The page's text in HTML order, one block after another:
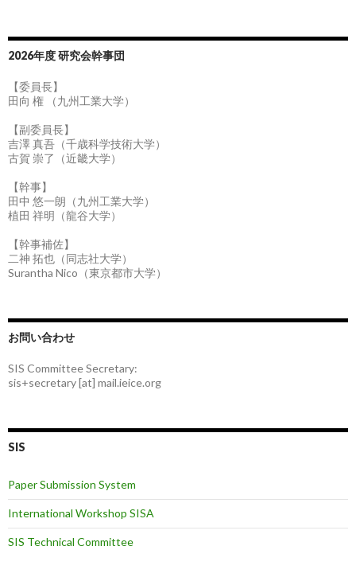
2026年度 研究会幹事団
【委員長】
田向 権 （九州工業大学）
【副委員長】
吉澤 真吾（千歳科学技術大学）
古賀 崇了（近畿大学）
【幹事】
田中 悠一朗（九州工業大学）
植田 祥明（龍谷大学）
【幹事補佐】
二神 拓也（同志社大学）
Surantha Nico（東京都市大学）
お問い合わせ
SIS Committee Secretary:
sis+secretary [at] mail.ieice.org
SIS
Paper Submission System
International Workshop SISA
SIS Technical Committee